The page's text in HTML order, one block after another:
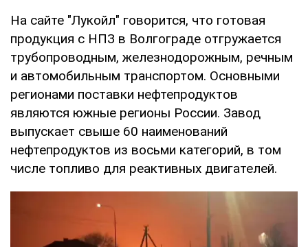
На сайте "Лукойл" говорится, что готовая
продукция с НПЗ в Волгограде отгружается
трубопроводным, железнодорожным, речным
и автомобильным транспортом. Основными
регионами поставки нефтепродуктов
являются южные регионы России. Завод
выпускает свыше 60 наименований
нефтепродуктов из восьми категорий, в том
числе топливо для реактивных двигателей.